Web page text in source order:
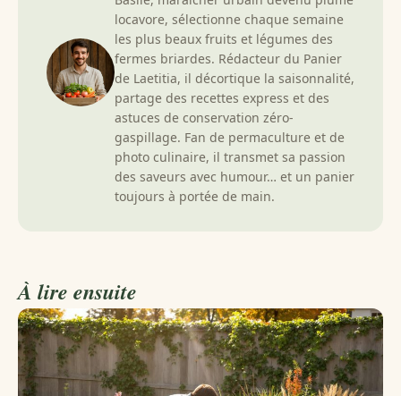
locavore, sélectionne chaque semaine
les plus beaux fruits et légumes des
fermes briardes. Rédacteur du Panier
de Laetitia, il décortique la saisonnalité,
partage des recettes express et des
astuces de conservation zéro-
gaspillage. Fan de permaculture et de
photo culinaire, il transmet sa passion
des saveurs avec humour… et un panier
toujours à portée de main.
À lire ensuite